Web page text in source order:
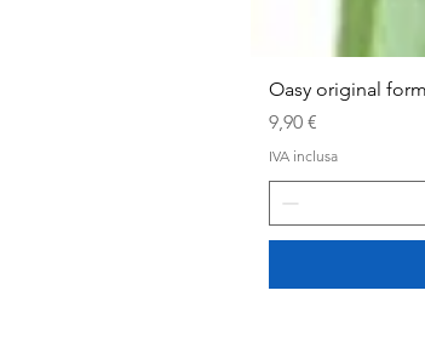
Oasy original
Prezzo
9,90 €
IVA inclusa